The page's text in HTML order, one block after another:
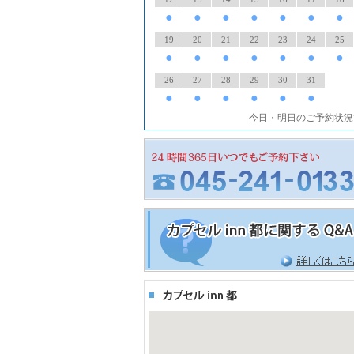
● ● ● ● ● ● ●
19
●
20
●
21
●
22
●
23
●
24
●
25
●
26
●
27
●
28
●
29
●
30
●
31
●
今日・明日のご予約状